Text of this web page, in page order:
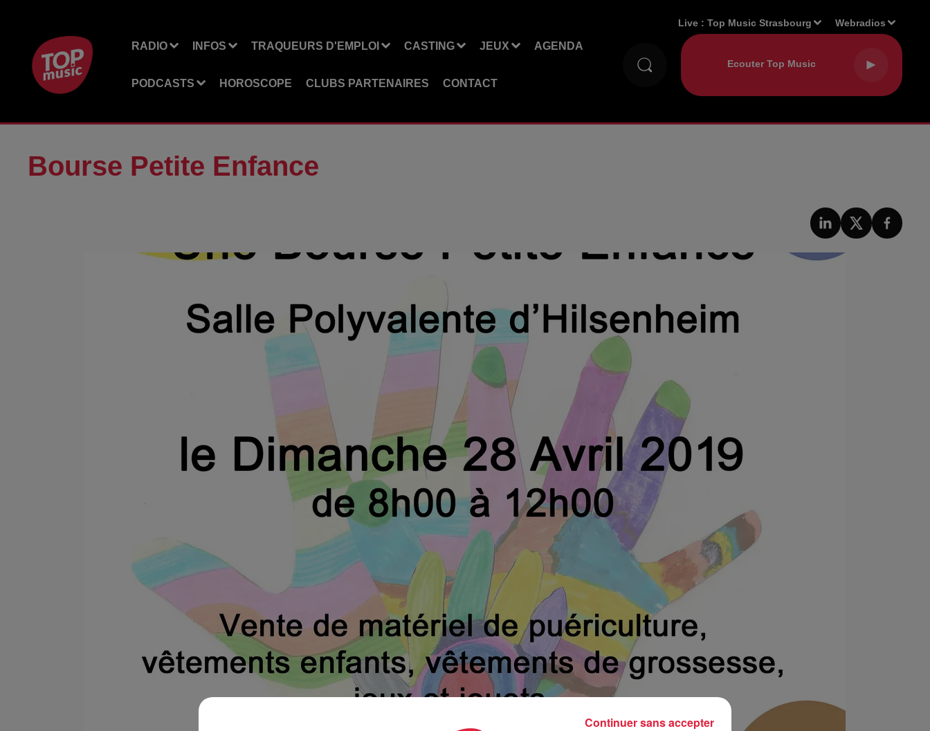
RADIO INFOS TRAQUEURS D'EMPLOI CASTING JEUX AGENDA
PODCASTS HOROSCOPE CLUBS PARTENAIRES CONTACT
Live :Top Music Strasbourg Webradios
Bourse Petite Enfance
Continuer sans accepter